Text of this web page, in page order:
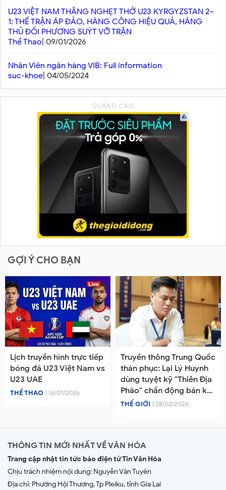
U23 VIỆT NAM THẮNG NGHẸT THỞ U23 KYRGYZSTAN 2–
1: THẾ TRẬN ÁP ĐẢO, HÀNG CÔNG HIỆU QUẢ, HÀNG
THỦ ĐỐI PHƯƠNG SUÝT VỠ TRẬN
Thể Thao | 09/01/2026
Nhân Viên ngân hàng VIB: Full information
suc-khoe | 04/05/2024
GỢI Ý CHO BẠN
Lịch truyền hình trực tiếp
bóng đá U23 Việt Nam vs
U23 UAE
THỂ THAO | 16/01/2026
Truyền thông Trung Quốc
thán phục: Lại Lý Huynh
dùng tuyệt kỹ "Thiên Địa
Pháo" chấn động bán kết
Ngũ Dương Bôi 2026
THẾ GIỚI | 28/02/2026
THÔNG TIN MỚI NHẤT VỀ VĂN HÓA
Trang cập nhật tin tức báo điện tử Tin Văn Hóa
Chịu trách nhiệm nội dung: Nguyễn Văn Tuyên
Địa chỉ: Phường Hội Thương, Tp Pleiku, tỉnh Gia Lai